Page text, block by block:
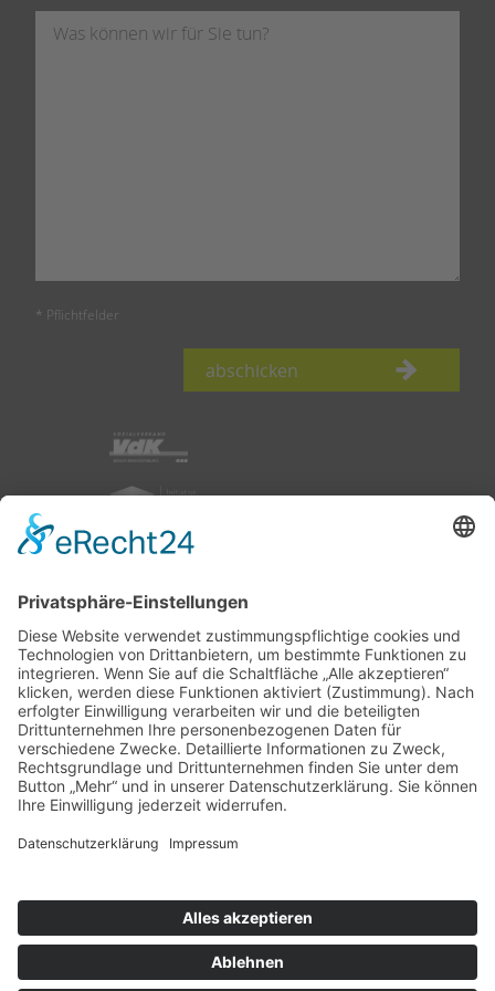
* Pflichtfelder
abschicken
nach oben
Impressum|Datenschutz
Ihnen gefällt, was Sie lesen?
X